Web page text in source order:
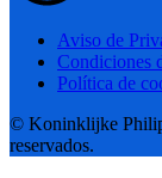
Aviso de
Condiciones
Política de
© Koninklijke
reservados.